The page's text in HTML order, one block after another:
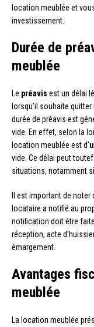
location meublée et
investissement.
Durée de
meublée
Le préavis est un délai
lorsqu’il souhaite
durée de préavis est
vide. En effet, selon la
location meublée est d’
vide. Ce délai peut
situations, notamment
Il est important de
locataire a notifié au
notification doit être
réception, acte
émargement.
Avantages
meublée
La location meublée